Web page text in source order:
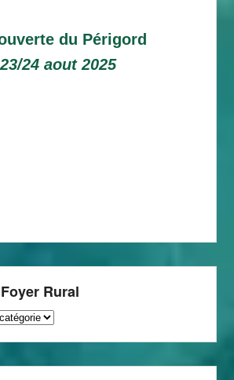
du Périgord
23/24 aout 2025
Rural